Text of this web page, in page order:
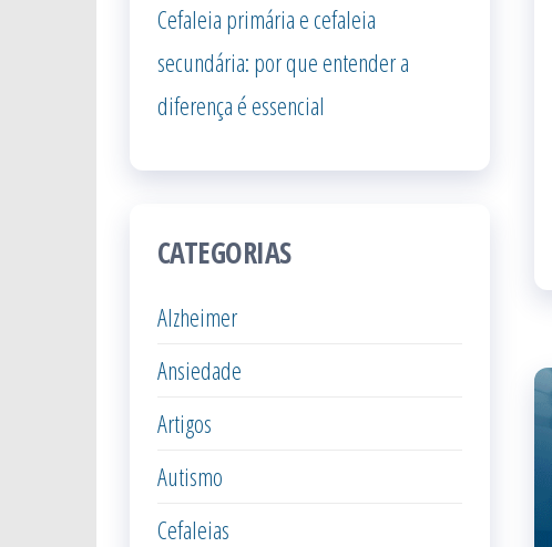
Cefaleia primária e cefaleia
secundária: por que entender a
diferença é essencial
CATEGORIAS
Alzheimer
Ansiedade
Artigos
Autismo
Cefaleias